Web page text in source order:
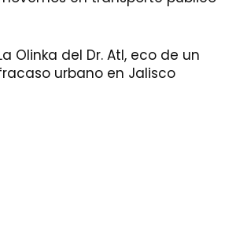
Olinka del Dr. Atl, eco de un
urbano en Jalisco